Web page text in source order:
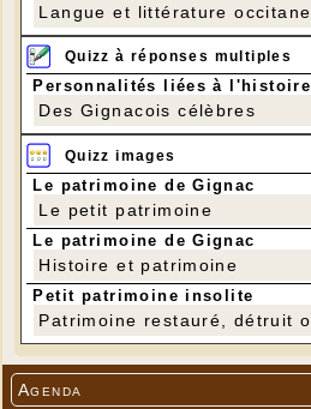
Agenda
Langue et littérature
Quizz à réponses multiples
Personnalités liées à
Des Gignacois célèbres
Quizz images
Le patrimoine de Gignac
Le petit patrimoine
Le patrimoine de Gignac
Histoire et patrimoine
Petit patrimoine insolite
Patrimoine restauré, détruit